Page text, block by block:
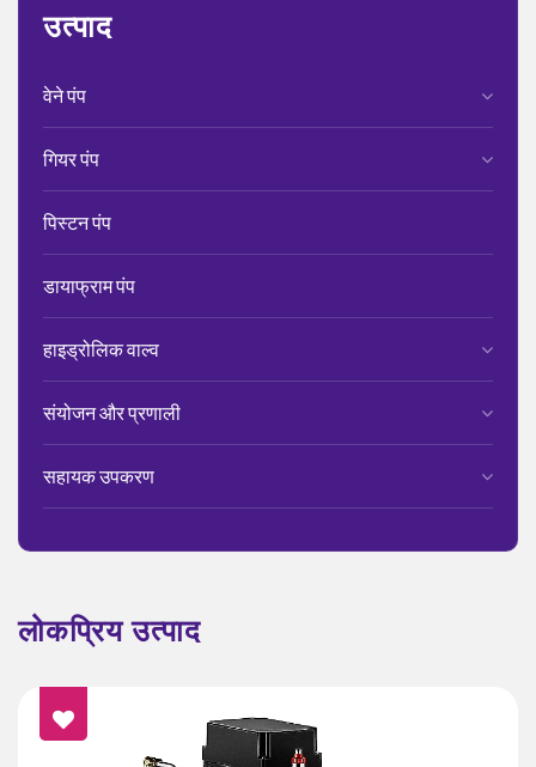
उत्पाद
वेने पंप
गियर पंप
पिस्टन पंप
डायाफ्राम पंप
हाइड्रोलिक वाल्व
संयोजन और प्रणाली
सहायक उपकरण
लोकप्रिय उत्पाद